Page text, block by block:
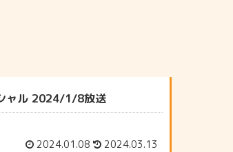
ャル 2024/1/8放送
2024.01.08 2024.03.13